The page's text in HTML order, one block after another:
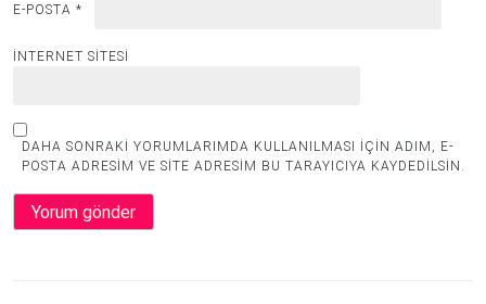
E-POSTA *
İNTERNET SITESI
DAHA SONRAKI YORUMLARIMDA KULLANILMASI IÇIN ADIM, E-
POSTA ADRESIM VE SITE ADRESIM BU TARAYICIYA KAYDEDILSIN.